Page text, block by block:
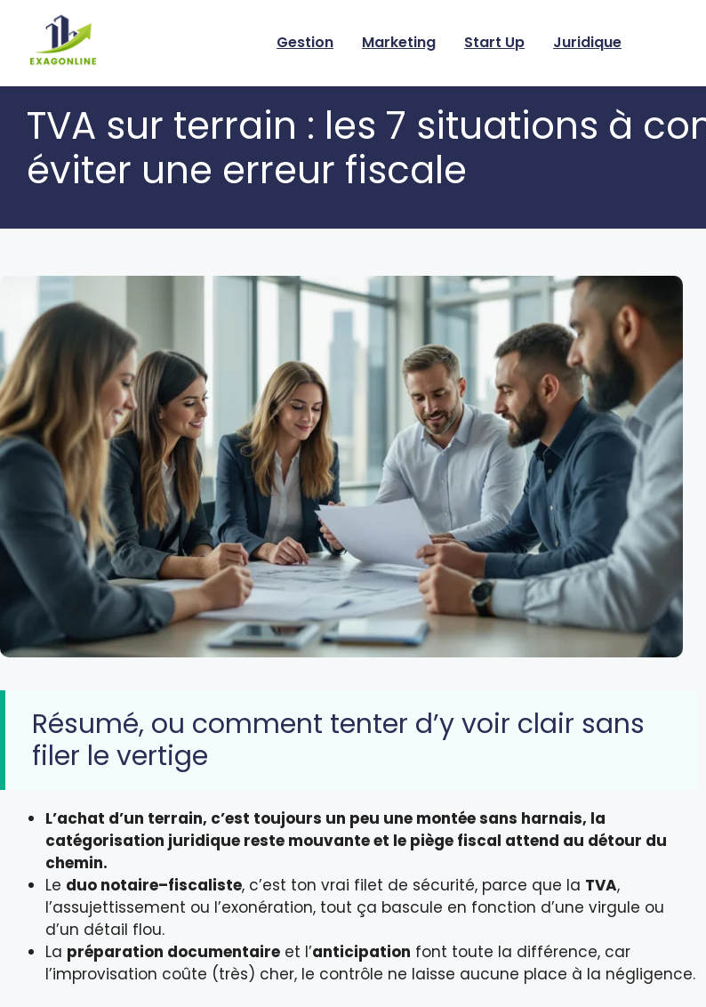
content
Gestion Marketing Start Up Juridique
TVA sur terrain : les 7 situations à
éviter une erreur fiscale
Résumé, ou comment tenter d’y voir clair sans
filer le vertige
L’achat d’un terrain, c’est toujours un peu une montée sans harnais, la
catégorisation juridique reste mouvante et le piège fiscal attend au détour du
chemin.
Le duo notaire–fiscaliste, c’est ton vrai filet de sécurité, parce que la TVA,
l’assujettissement ou l’exonération, tout ça bascule en fonction d’une virgule ou
d’un détail flou.
La préparation documentaire et l’anticipation font toute la différence, car
l’improvisation coûte (très) cher, le contrôle ne laisse aucune place à la négligence.